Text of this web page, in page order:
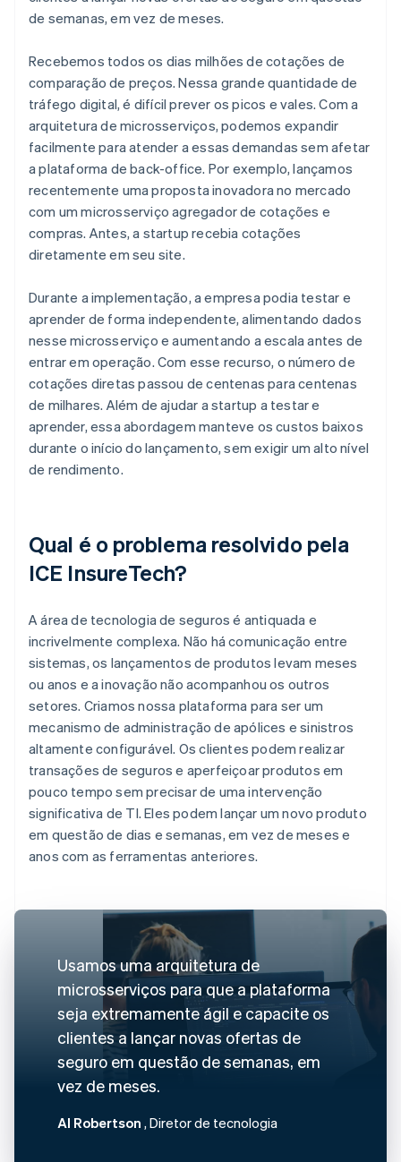
de semanas, em vez de meses.
Recebemos todos os dias milhões de cotações de
comparação de preços. Nessa grande quantidade de
tráfego digital, é difícil prever os picos e vales. Com a
arquitetura de microsserviços, podemos expandir
facilmente para atender a essas demandas sem afetar
a plataforma de back-office. Por exemplo, lançamos
recentemente uma proposta inovadora no mercado
com um microsserviço agregador de cotações e
compras. Antes, a startup recebia cotações
diretamente em seu site.
Durante a implementação, a empresa podia testar e
aprender de forma independente, alimentando dados
nesse microsserviço e aumentando a escala antes de
entrar em operação. Com esse recurso, o número de
cotações diretas passou de centenas para centenas
de milhares. Além de ajudar a startup a testar e
aprender, essa abordagem manteve os custos baixos
durante o início do lançamento, sem exigir um alto nível
de rendimento.
Qual é o problema resolvido pela
ICE InsureTech?
A área de tecnologia de seguros é antiquada e
incrivelmente complexa. Não há comunicação entre
sistemas, os lançamentos de produtos levam meses
ou anos e a inovação não acompanhou os outros
setores. Criamos nossa plataforma para ser um
mecanismo de administração de apólices e sinistros
altamente configurável. Os clientes podem realizar
transações de seguros e aperfeiçoar produtos em
pouco tempo sem precisar de uma intervenção
significativa de TI. Eles podem lançar um novo produto
em questão de dias e semanas, em vez de meses e
anos com as ferramentas anteriores.
Usamos uma arquitetura de
microsserviços para que a plataforma
seja extremamente ágil e capacite os
clientes a lançar novas ofertas de
seguro em questão de semanas, em
vez de meses.
Al Robertson , Diretor de tecnologia